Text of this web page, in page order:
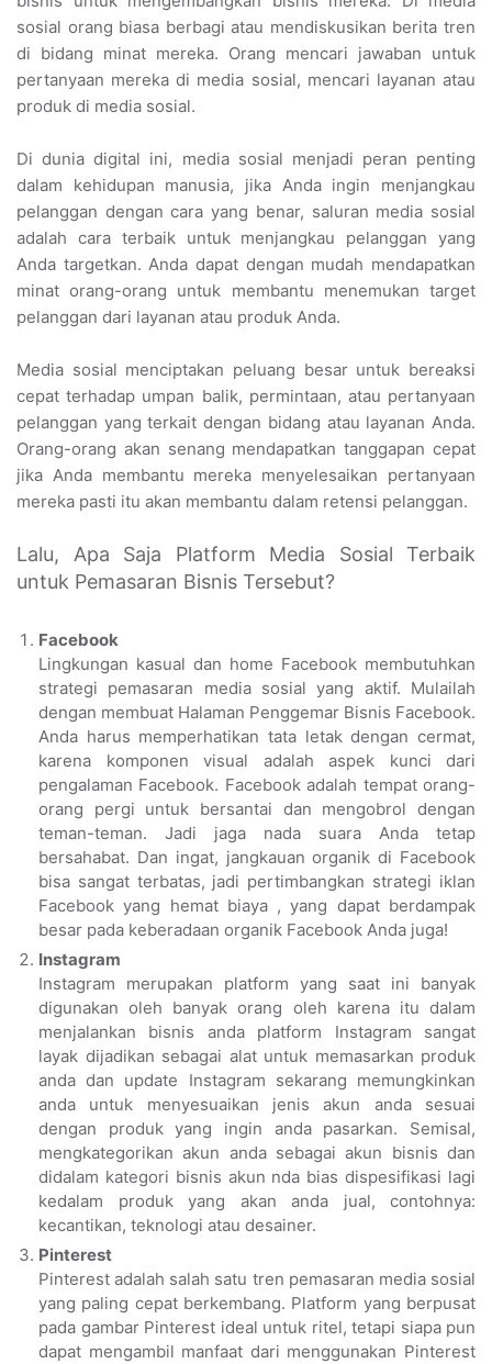
sosial orang biasa berbagi atau mendiskusikan berita tren
di bidang minat mereka. Orang mencari jawaban untuk
pertanyaan mereka di media sosial, mencari layanan atau
produk di media sosial.
Di dunia digital ini, media sosial menjadi peran penting
dalam kehidupan manusia, jika Anda ingin menjangkau
pelanggan dengan cara yang benar, saluran media sosial
adalah cara terbaik untuk menjangkau pelanggan yang
Anda targetkan. Anda dapat dengan mudah mendapatkan
minat orang-orang untuk membantu menemukan target
pelanggan dari layanan atau produk Anda.
Media sosial menciptakan peluang besar untuk bereaksi
cepat terhadap umpan balik, permintaan, atau pertanyaan
pelanggan yang terkait dengan bidang atau layanan Anda.
Orang-orang akan senang mendapatkan tanggapan cepat
jika Anda membantu mereka menyelesaikan pertanyaan
mereka pasti itu akan membantu dalam retensi pelanggan.
Lalu, Apa Saja Platform Media Sosial Terbaik
untuk Pemasaran Bisnis Tersebut?
Facebook
Lingkungan kasual dan home Facebook membutuhkan
strategi pemasaran media sosial yang aktif. Mulailah
dengan membuat Halaman Penggemar Bisnis Facebook.
Anda harus memperhatikan tata letak dengan cermat,
karena komponen visual adalah aspek kunci dari
pengalaman Facebook. Facebook adalah tempat orang-
orang pergi untuk bersantai dan mengobrol dengan
teman-teman. Jadi jaga nada suara Anda tetap
bersahabat. Dan ingat, jangkauan organik di Facebook
bisa sangat terbatas, jadi pertimbangkan strategi iklan
Facebook yang hemat biaya , yang dapat berdampak
besar pada keberadaan organik Facebook Anda juga!
Instagram
Instagram merupakan platform yang saat ini banyak
digunakan oleh banyak orang oleh karena itu dalam
menjalankan bisnis anda platform Instagram sangat
layak dijadikan sebagai alat untuk memasarkan produk
anda dan update Instagram sekarang memungkinkan
anda untuk menyesuaikan jenis akun anda sesuai
dengan produk yang ingin anda pasarkan. Semisal,
mengkategorikan akun anda sebagai akun bisnis dan
didalam kategori bisnis akun nda bias dispesifikasi lagi
kedalam produk yang akan anda jual, contohnya:
kecantikan, teknologi atau desainer.
Pinterest
Pinterest adalah salah satu tren pemasaran media sosial
yang paling cepat berkembang. Platform yang berpusat
pada gambar Pinterest ideal untuk ritel, tetapi siapa pun
dapat mengambil manfaat dari menggunakan Pinterest